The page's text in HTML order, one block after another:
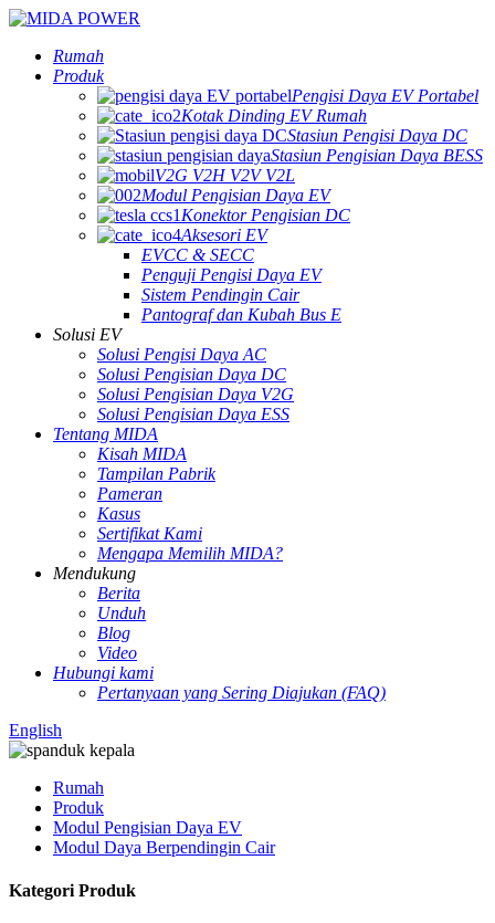
Rumah
Produk
Pengisi Daya EV Portabel
Kotak Dinding EV Rumah
Stasiun Pengisi Daya DC
Stasiun Pengisian Daya BESS
V2G V2H V2V V2L
Modul Pengisian Daya EV
Konektor Pengisian DC
Aksesori EV
EVCC & SECC
Penguji Pengisi Daya EV
Sistem Pendingin Cair
Pantograf dan Kubah Bus E
Solusi EV
Solusi Pengisi Daya AC
Solusi Pengisian Daya DC
Solusi Pengisian Daya V2G
Solusi Pengisian Daya ESS
Tentang MIDA
Kisah MIDA
Tampilan Pabrik
Pameran
Kasus
Sertifikat Kami
Mengapa Memilih MIDA?
Mendukung
Berita
Unduh
Blog
Video
Hubungi kami
Pertanyaan yang Sering Diajukan (FAQ)
English
Rumah
Produk
Modul Pengisian Daya EV
Modul Daya Berpendingin Cair
Kategori Produk